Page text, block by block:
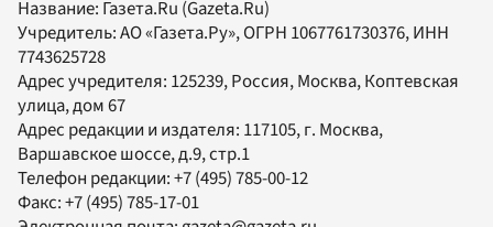
Название: Газета.Ru (Gazeta.Ru)
Учредитель:АО «Газета.Ру», ОГРН 1067761730376, ИНН
7743625728
Адрес учредителя: 125239, Россия, Москва, Коптевская
улица, дом 67
Адрес редакции и издателя: 117105, г. Москва,
Варшавское шоссе, д.9, стр.1
Телефон редакции:+7 (495) 785-00-12
Факс:+7 (495) 785-17-01